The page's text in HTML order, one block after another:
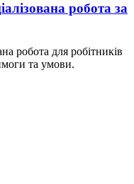
робота за
робота для робітників
та умови.